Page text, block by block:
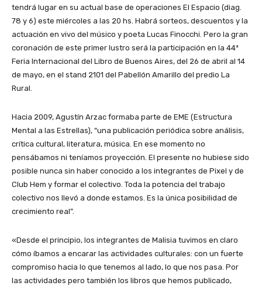
tendrá lugar en su actual base de operaciones El Espacio (diag.
78 y 6) este miércoles a las 20 hs. Habrá sorteos, descuentos y la
actuación en vivo del músico y poeta Lucas Finocchi. Pero la gran
coronación de este primer lustro será la participación en la 44ª
Feria Internacional del Libro de Buenos Aires, del 26 de abril al 14
de mayo, en el stand 2101 del Pabellón Amarillo del predio La
Rural.
Hacia 2009, Agustín Arzac formaba parte de EME (Estructura
Mental a las Estrellas), “una publicación periódica sobre análisis,
crítica cultural, literatura, música. En ese momento no
pensábamos ni teníamos proyección. El presente no hubiese sido
posible nunca sin haber conocido a los integrantes de Pixel y de
Club Hem y formar el colectivo. Toda la potencia del trabajo
colectivo nos llevó a donde estamos. Es la única posibilidad de
crecimiento real”.
«Desde el principio, los integrantes de Malisia tuvimos en claro
cómo íbamos a encarar las actividades culturales: con un fuerte
compromiso hacia lo que tenemos al lado, lo que nos pasa. Por
las actividades pero también los libros que hemos publicado,